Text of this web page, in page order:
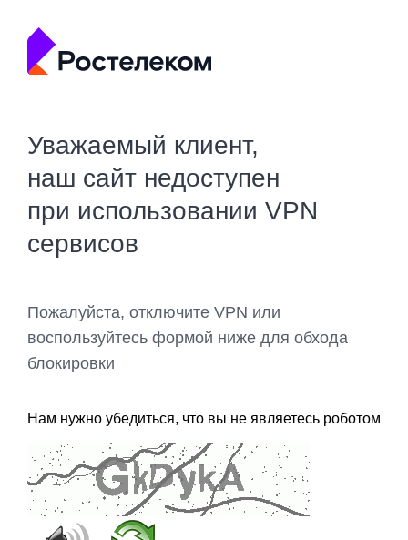
Уважаемый клиент,
наш сайт недоступен
при использовании VPN
сервисов
Пожалуйста, отключите VPN или
воспользуйтесь формой ниже для обхода
блокировки
Нам нужно убедиться, что вы не являетесь роботом